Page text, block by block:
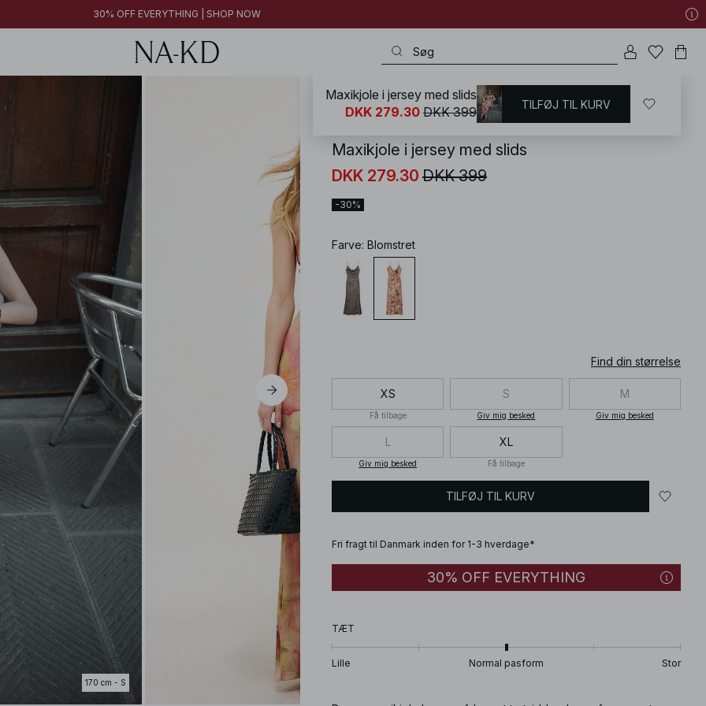
30% OFF EVERYTHING | SHOP NOW
170 cm - S
NA-KD / Kjoler / Slip-kjoler
Maxikjole i jersey med slids
DKK 279.30 DKK 399
-30%
Farve: Blomstret
Find din størrelse
XS
Få tilbage
S
Giv mig besked
M
Giv mig besked
L
Giv mig besked
XL
Få tilbage
TILFØJ TIL KURV
Fri fragt til Danmark inden for 1-3 hverdage*
30% OFF EVERYTHING
TÆT
Lille Normal pasform Stor
Maxikjole i jersey med slids
DKK 279.30 DKK 399 TILFØJ TIL KURV